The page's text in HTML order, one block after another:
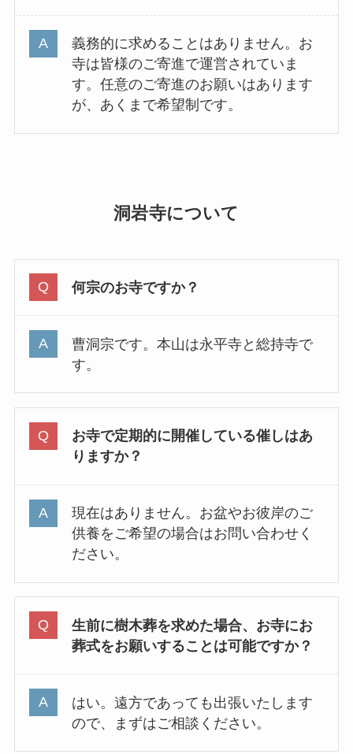
義務的に求めることはありません。お
寺は皆様のご寄進で運営されていま
す。任意のご寄進のお願いはあります
が、あくまで希望制です。
洞岩寺について
何宗のお寺ですか？
曹洞宗です。本山は永平寺と総持寺で
す。
お寺で定期的に開催している催しはあ
りますか？
現在はありません。お盆やお彼岸のご
供養をご希望の場合はお問い合わせく
ださい。
生前に樹木葬を求めた場合、お寺にお
葬式をお願いすることは可能ですか？
はい。遠方であっても出張いたします
ので、まずはご相談ください。